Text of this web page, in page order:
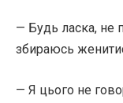
— Будь ласка, не
збираюсь
— Я цього не